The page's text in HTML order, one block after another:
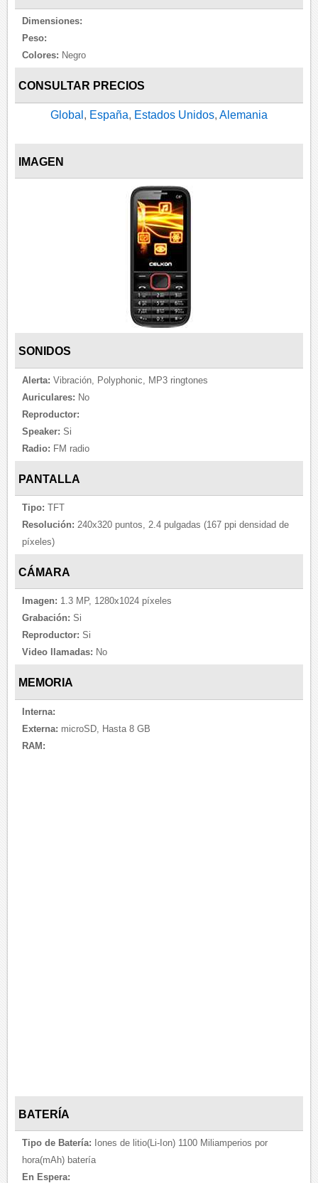
Dimensiones:
Peso:
Colores: Negro
CONSULTAR PRECIOS
Global , España, Estados Unidos, Alemania
IMAGEN
SONIDOS
Alerta: Vibración, Polyphonic, MP3 ringtones
Auriculares: No
Reproductor:
Speaker: Si
Radio: FM radio
PANTALLA
Tipo: TFT
Resolución: 240x320 puntos, 2.4 pulgadas (167 ppi densidad de
píxeles)
CÁMARA
Imagen: 1.3 MP, 1280x1024 píxeles
Grabación: Si
Reproductor: Si
Video llamadas: No
MEMORIA
Interna:
Externa: microSD, Hasta 8 GB
RAM:
BATERÍA
Tipo de Batería: Iones de litio(Li-Ion) 1100 Miliamperios por
hora(mAh) batería
En Espera: